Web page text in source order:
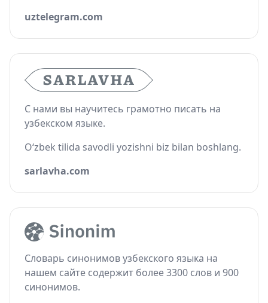
uztelegram.com
С нами вы научитесь грамотно писать на
узбекском языке.
O‘zbek tilida savodli yozishni biz bilan boshlang.
sarlavha.com
Словарь синонимов узбекского языка на
нашем сайте содержит более 3300 слов и 900
синонимов.